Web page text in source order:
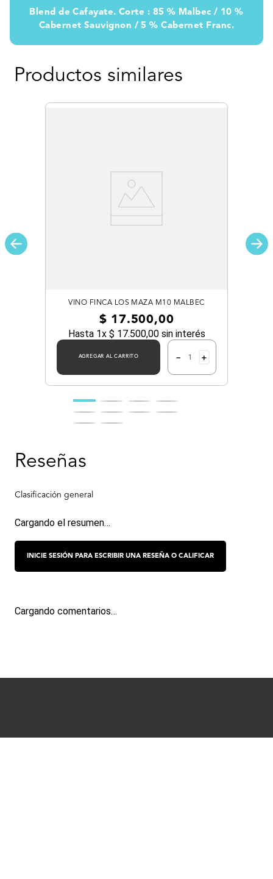
Blend de Cafayate. Corte : 85 % Malbec / 10 %
Cabernet Sauvignon / 5 % Cabernet Franc.
Productos similares
VINO FINCA LOS MAZA M10 MALBEC
$ 17.500,00
Hasta 1x $ 17.500,00sin interés
AGREGAR AL CARRITO ＋
－
Cargando el resumen…
Cargando comentarios…